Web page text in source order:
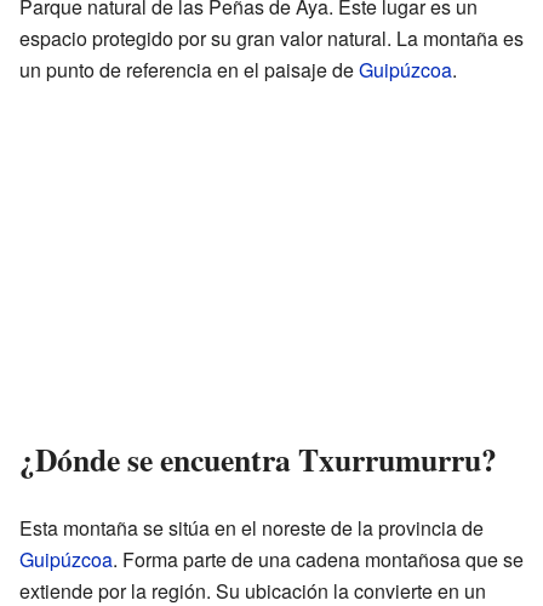
Parque natural de las Peñas de Aya. Este lugar es un
espacio protegido por su gran valor natural. La montaña es
un punto de referencia en el paisaje deGuipúzcoa.
¿Dónde se encuentra Txurrumurru?
Esta montaña se sitúa en el noreste de la provincia de
Guipúzcoa. Forma parte de una cadena montañosa que se
extiende por la región. Su ubicación la convierte en un